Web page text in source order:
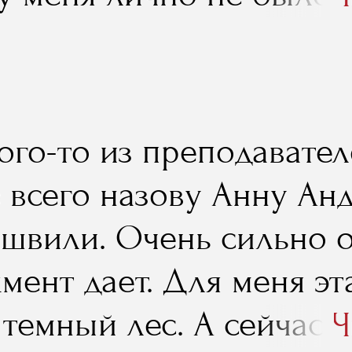
оно не
Некоторые лекции
так как не
к твоему
внимательно
можно
для тебя.
то из
назову Анну
Очень сильно
дает. Для меня
лес. А сейчас